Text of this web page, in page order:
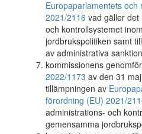
Europaparlamentets och
2021/2116 vad gäller det
och kontrollsystemet
jordbrukspolitiken samt
av administrativa
kommissionens
2022/1173 av den 31
tillämpningen av
förordning (EU) 2021/
administrations- och
gemensamma